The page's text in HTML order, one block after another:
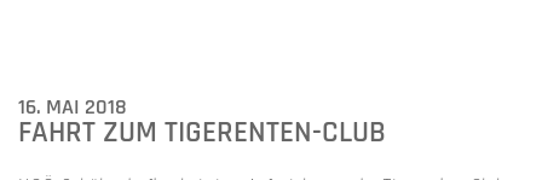
16. MAI 2018
FAHRT ZUM TIGERENTEN-CLUB